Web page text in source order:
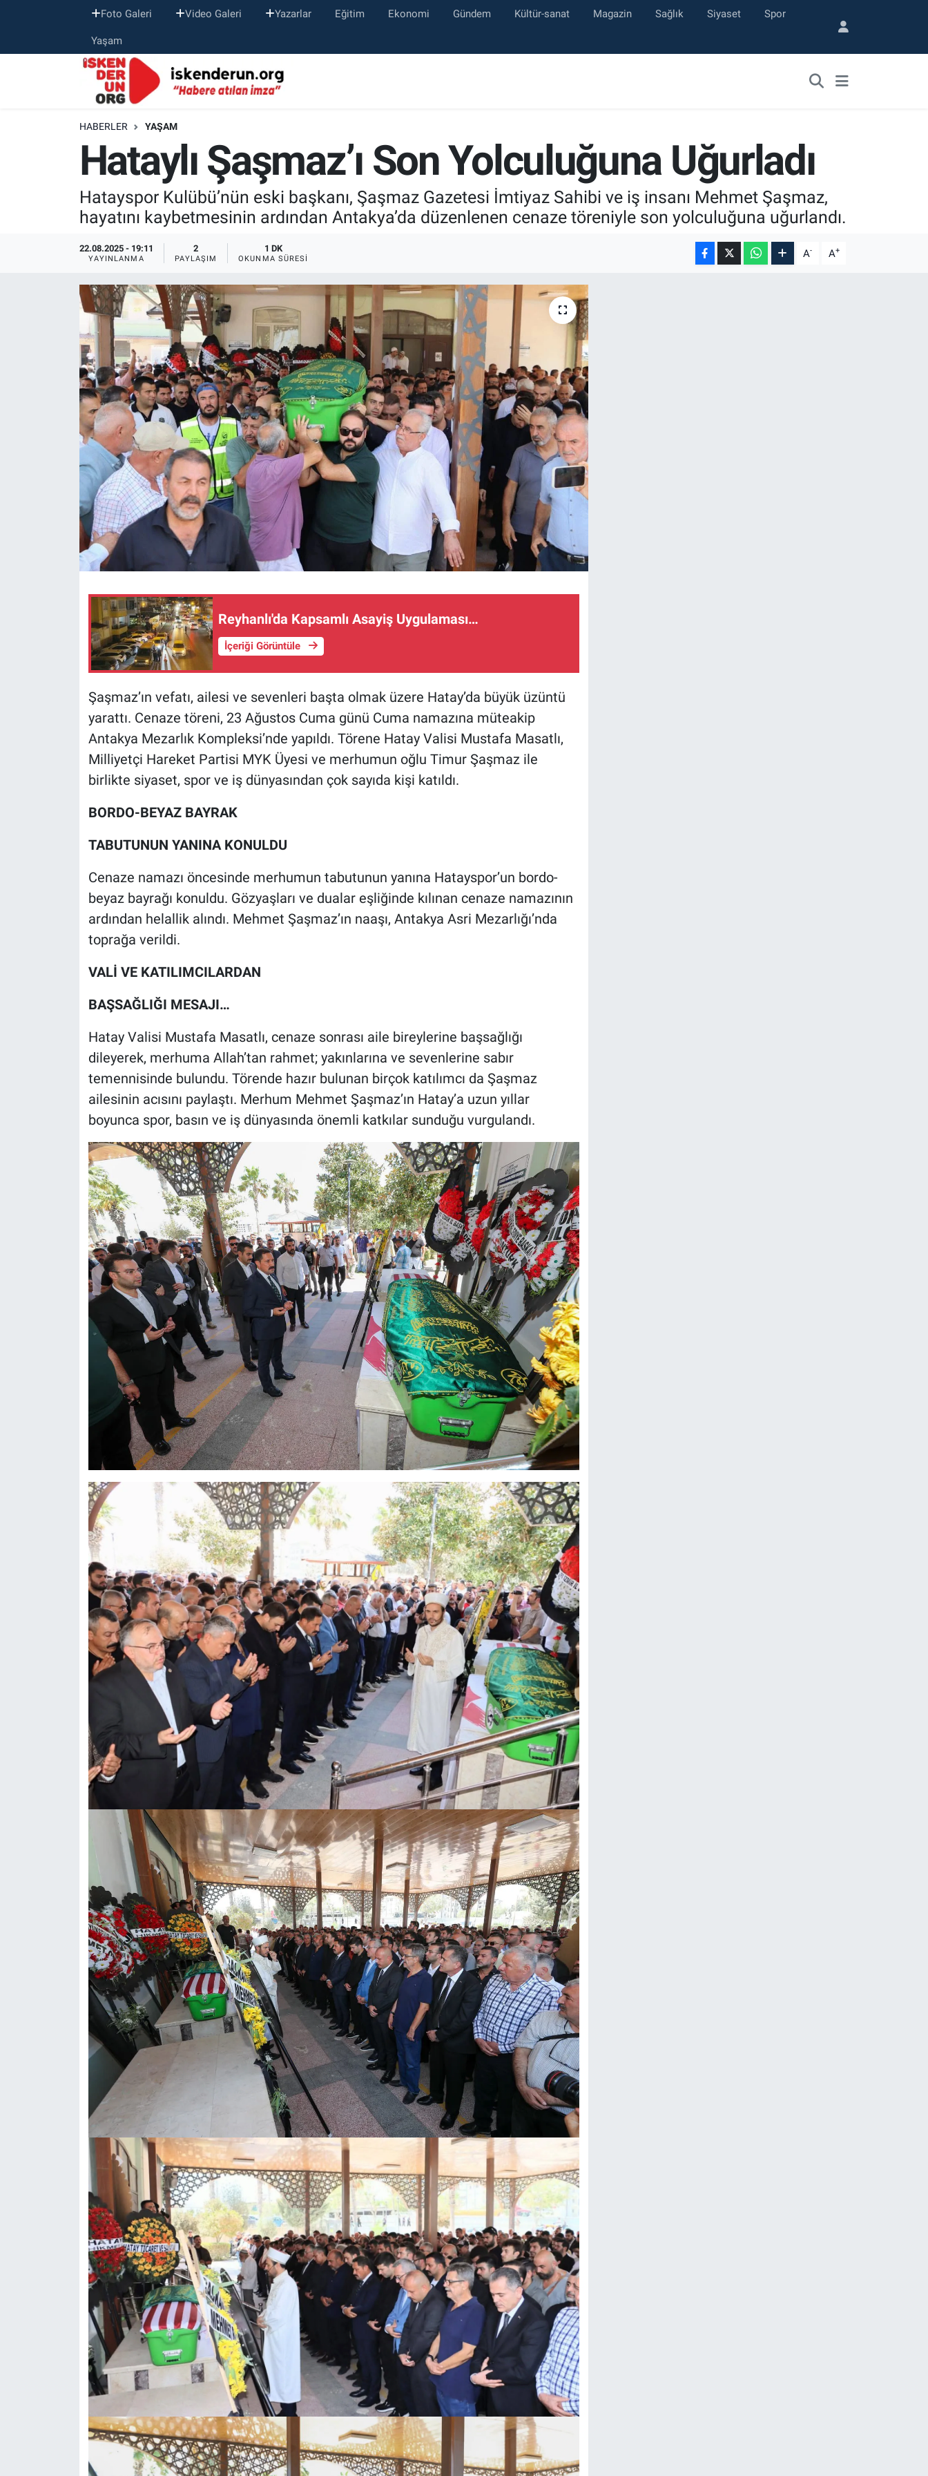
Foto Galeri Video Galeri Yazarlar Eğitim Ekonomi Gündem Kültür-sanat Magazin Sağlık Siyaset Spor
Yaşam
HABERLER YAŞAM
Hataylı Şaşmaz’ı Son Yolculuğuna Uğurladı
Hatayspor Kulübü’nün eski başkanı, Şaşmaz Gazetesi İmtiyaz Sahibi ve iş insanı Mehmet Şaşmaz,
hayatını kaybetmesinin ardından Antakya’da düzenlenen cenaze töreniyle son yolculuğuna uğurlandı.
22.08.2025 - 19:11
YAYINLANMA
2
PAYLAŞIM
1 DK
OKUNMA SÜRESI A- A+
Reyhanlı'da Kapsamlı Asayiş Uygulaması…
İçeriği Görüntüle
Şaşmaz’ın vefatı, ailesi ve sevenleri başta olmak üzere Hatay’da büyük üzüntü
yarattı. Cenaze töreni, 23 Ağustos Cuma günü Cuma namazına müteakip
Antakya Mezarlık Kompleksi’nde yapıldı. Törene Hatay Valisi Mustafa Masatlı,
Milliyetçi Hareket Partisi MYK Üyesi ve merhumun oğlu Timur Şaşmaz ile
birlikte siyaset, spor ve iş dünyasından çok sayıda kişi katıldı.
BORDO-BEYAZ BAYRAK
TABUTUNUN YANINA KONULDU
Cenaze namazı öncesinde merhumun tabutunun yanına Hatayspor’un bordo-
beyaz bayrağı konuldu. Gözyaşları ve dualar eşliğinde kılınan cenaze namazının
ardından helallik alındı. Mehmet Şaşmaz’ın naaşı, Antakya Asri Mezarlığı’nda
toprağa verildi.
VALİ VE KATILIMCILARDAN
BAŞSAĞLIĞI MESAJI…
Hatay Valisi Mustafa Masatlı, cenaze sonrası aile bireylerine başsağlığı
dileyerek, merhuma Allah’tan rahmet; yakınlarına ve sevenlerine sabır
temennisinde bulundu. Törende hazır bulunan birçok katılımcı da Şaşmaz
ailesinin acısını paylaştı. Merhum Mehmet Şaşmaz’ın Hatay’a uzun yıllar
boyunca spor, basın ve iş dünyasında önemli katkılar sunduğu vurgulandı.